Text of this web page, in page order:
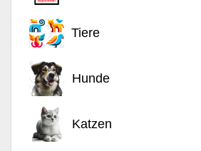
Tiere
Hunde
Katzen